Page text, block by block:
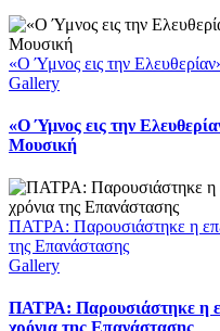
«Ο Ύμνος εις την
Gallery
«Ο Ύμνος εις την
Μουσική
ΠΑΤΡΑ: Παρουσιάστηκε η
της Επανάστασης
Gallery
ΠΑΤΡΑ: Παρουσιάστηκε η